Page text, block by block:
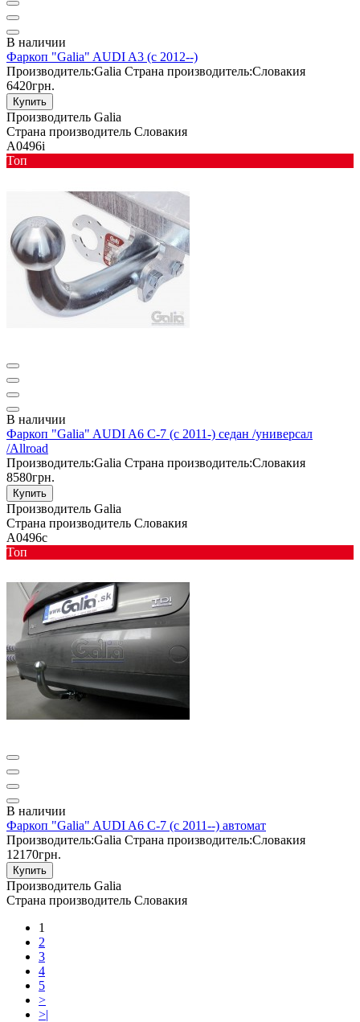
В наличии
Фаркоп "Galia" AUDI A3 (c 2012--)
Производитель:Galia Страна производитель:Словакия
6420грн.
Купить
Производитель Galia
Страна производитель Словакия
A0496i
Toп
В наличии
Фаркоп "Galia" AUDI A6 C-7 (c 2011-) седан /универсал
/Allroad
Производитель:Galia Страна производитель:Словакия
8580грн.
Купить
Производитель Galia
Страна производитель Словакия
A0496c
Toп
В наличии
Фаркоп "Galia" AUDI A6 C-7 (c 2011--) автомат
Производитель:Galia Страна производитель:Словакия
12170грн.
Купить
Производитель Galia
Страна производитель Словакия
1
2
3
4
5
>
>|